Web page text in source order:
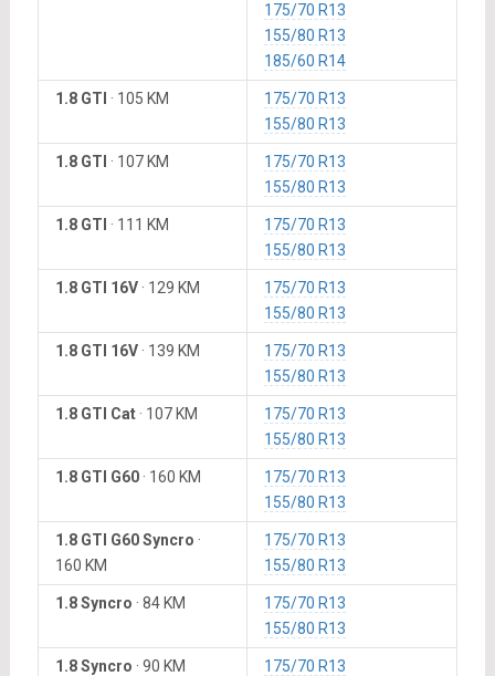
175/70 R13
155/80 R13
185/60 R14
1.8 GTI · 105 KM
175/70 R13
155/80 R13
1.8 GTI · 107 KM
175/70 R13
155/80 R13
1.8 GTI · 111 KM
175/70 R13
155/80 R13
1.8 GTI 16V· 129 KM
175/70 R13
155/80 R13
1.8 GTI 16V· 139 KM
175/70 R13
155/80 R13
1.8 GTI Cat· 107 KM
175/70 R13
155/80 R13
1.8 GTI G60· 160 KM
175/70 R13
155/80 R13
1.8 GTI G60 Syncro ·
160 KM
175/70 R13
155/80 R13
1.8 Syncro · 84 KM
175/70 R13
155/80 R13
1.8 Syncro · 90 KM
175/70 R13